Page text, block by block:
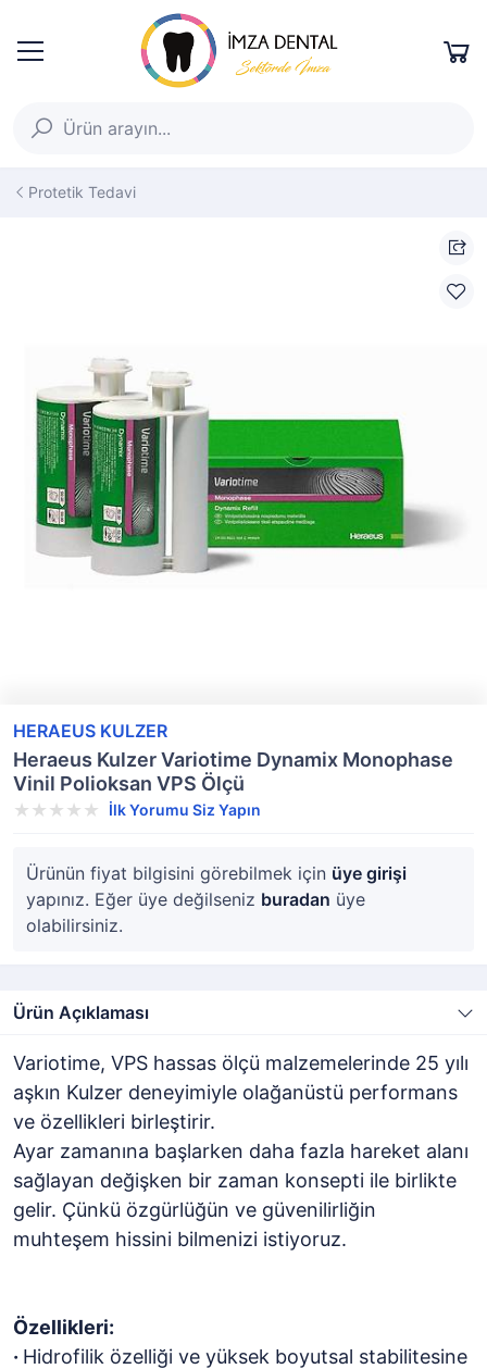
Protetik Tedavi
HERAEUS KULZER
Heraeus Kulzer Variotime Dynamix Monophase
Vinil Polioksan VPS Ölçü
İlk Yorumu Siz Yapın
Ürünün fiyat bilgisini görebilmek için üye girişi
yapınız. Eğer üye değilseniz buradan üye
olabilirsiniz.
Ürün Açıklaması
Variotime, VPS hassas ölçü malzemelerinde 25 yılı
aşkın Kulzer deneyimiyle olağanüstü performans
ve özellikleri birleştirir.
Ayar zamanına başlarken daha fazla hareket alanı
sağlayan değişken bir zaman konsepti ile birlikte
gelir. Çünkü özgürlüğün ve güvenilirliğin
muhteşem hissini bilmenizi istiyoruz.
Özellikleri:
· Hidrofilik özelliği ve yüksek boyutsal stabilitesine